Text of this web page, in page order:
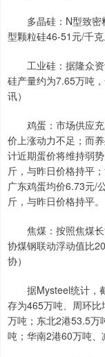
多晶硅：N型致密
型颗粒硅46-51元/千克
工业硅：据隆众资
硅产量约为7.65万吨
讯）
鸡蛋：市场供应充
价上涨动力不足；而
计近期蛋价将维持弱
斤，与昨日价格持平
广东鸡蛋均价6.73元/
斤，与昨日价格持平
焦煤：按照焦煤长
协煤钢联动浮动值比
协）
据Mysteel统计，截
存为465万吨、周环
万吨；东北2港53.5万
吨；华南2港60万吨、